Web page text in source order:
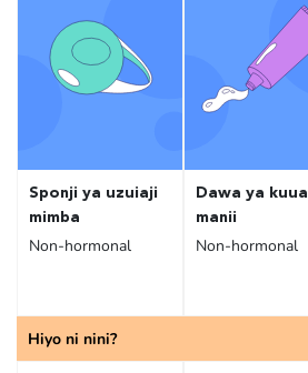
Sponji ya uzuiaji
mimba
Non-hormonal
Hiyo ni nini?
Dawa ya kuua
manii
Non-hormonal